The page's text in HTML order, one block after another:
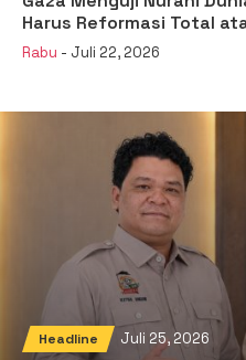
Harus Reformasi Total
Kehilangan Legitimasi
Rabu - Juli 22, 2026
Headline Juli 25, 2026